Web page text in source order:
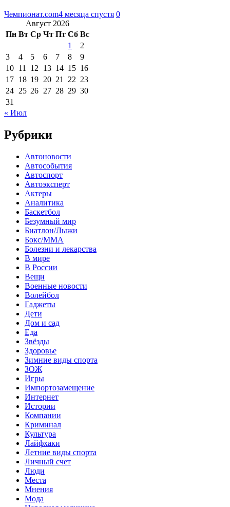
Чемпионат.com4 месяца спустя 0
Август 2026
Пн Вт Ср Чт Пт Сб Вс
1
2
3
4 5 6 7 8
9
10 11 12 13 14 15 16
17 18 19 20 21 22 23
24 25 26 27 28 29 30
31
« Июл
Рубрики
Автоновости
Автособытия
Автоспорт
Автоэксперт
Актеры
Аналитика
Баскетбол
Безумный мир
Биатлон/Лыжи
Бокс/MMA
Болезни и лекарства
В мире
В России
Вещи
Военные новости
Волейбол
Гаджеты
Дети
Дом и сад
Еда
Звёзды
Здоровье
Зимние виды спорта
ЗОЖ
Игры
Импортозамещение
Интернет
Истории
Компании
Криминал
Культура
Лайфхаки
Летние виды спорта
Личный счет
Люди
Места
Мнения
Мода